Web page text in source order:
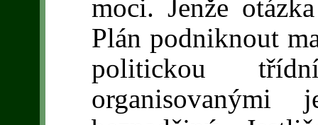
moci. Jenže
Plán podniknout
politickou